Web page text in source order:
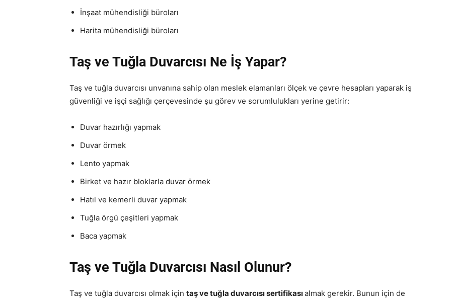
İnşaat mühendisliği büroları
Harita mühendisliği büroları
Taş ve Tuğla Duvarcısı Ne İş Yapar?
Taş ve tuğla duvarcısı unvanına sahip olan meslek elamanları ölçek ve çevre hesapları yaparak iş
güvenliği ve işçi sağlığı çerçevesinde şu görev ve sorumlulukları yerine getirir:
Duvar hazırlığı yapmak
Duvar örmek
Lento yapmak
Birket ve hazır bloklarla duvar örmek
Hatıl ve kemerli duvar yapmak
Tuğla örgü çeşitleri yapmak
Baca yapmak
Taş ve Tuğla Duvarcısı Nasıl Olunur?
Taş ve tuğla duvarcısı olmak için taş ve tuğla duvarcısı sertifikasıalmak gerekir. Bunun için de